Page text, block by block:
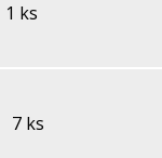
1 ks
7 ks